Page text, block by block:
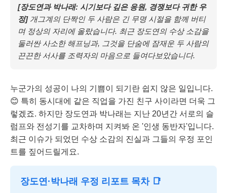
[장도연과 박나래: 시기보다 깊은 응원, 경쟁보다 귀한 우
정]개그계의 단짝인 두 사람은 긴 무명 시절을 함께 버티
며 정상의 자리에 올랐습니다. 최근 장도연의 수상 소감을
둘러싼 사소한 해프닝과, 그것을 단숨에 잠재운 두 사람의
끈끈한 서사를 조력자의 마음으로 들여다보았습니다.
누군가의 성공이 나의 기쁨이 되기란 쉽지 않은 일입니다.
😊 특히 동시대에 같은 직업을 가진 친구 사이라면 더욱 그
렇겠죠. 하지만 장도연과 박나래는 지난 20년간 서로의 슬
럼프와 전성기를 교차하며 지켜봐 온 '인생 동반자'입니다.
최근 이슈가 되었던 수상 소감의 진실과 그들의 우정 포인
트를 짚어드릴게요.
장도연·박나래 우정 리포트 목차 📑